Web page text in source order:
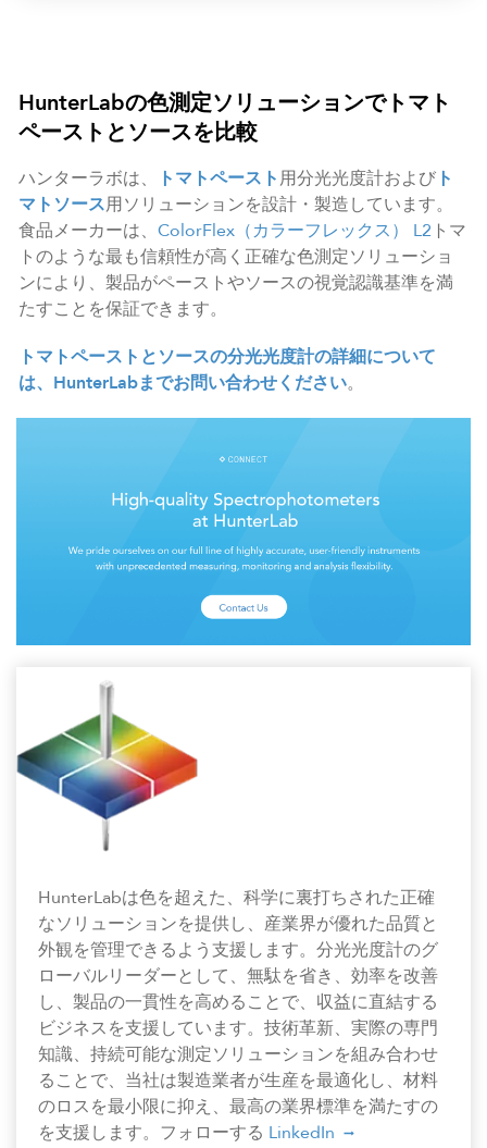
HunterLabの色測定ソリューションでトマト
ペーストとソースを比較
ハンターラボは、 トマトペースト用分光光度計および ト
マトソース用ソリューションを設計・製造しています。
食品メーカーは、 ColorFlex（カラーフレックス） L2 トマ
トのような最も信頼性が高く正確な色測定ソリューショ
ンにより、製品がペーストやソースの視覚認識基準を満
たすことを保証できます。
トマトペーストとソースの分光光度計の詳細について
は、HunterLabまでお問い合わせください。
HunterLabは色を超えた、科学に裏打ちされた正確
なソリューションを提供し、産業界が優れた品質と
外観を管理できるよう支援します。分光光度計のグ
ローバルリーダーとして、無駄を省き、効率を改善
し、製品の一貫性を高めることで、収益に直結する
ビジネスを支援しています。技術革新、実際の専門
知識、持続可能な測定ソリューションを組み合わせ
ることで、当社は製造業者が生産を最適化し、材料
のロスを最小限に抑え、最高の業界標準を満たすの
を支援します。フォローする LinkedIn